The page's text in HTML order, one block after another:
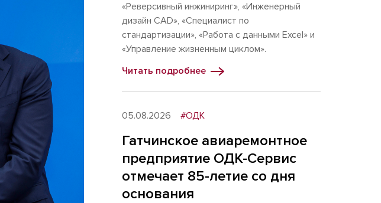
«Реверсивный инжиниринг», «Инженерный
дизайн CAD», «Специалист по
стандартизации», «Работа с данными Excel» и
«Управление жизненным циклом».
Читать подробнее
05.08.2026 #ОДК
Гатчинское авиаремонтное
предприятие ОДК-Сервис
отмечает 85-летие со дня
основания